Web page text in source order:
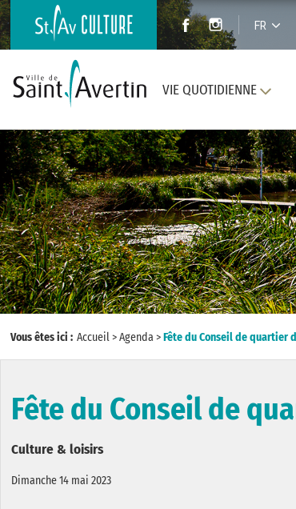
FR
VIE QUOTIDIENNE
Vous êtes ici : Accueil>Agenda>Fête du Conseil de quartier
Fête du Conseil de
Culture & loisirs
Dimanche 14 mai 2023